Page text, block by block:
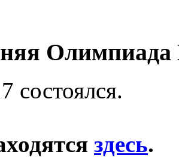
Олимпиада
состоялся.
здесь.